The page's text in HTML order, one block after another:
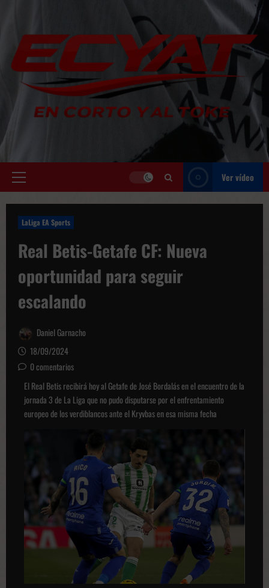
contenido
Menú
Ver vídeo
LaLiga EA Sports
Real Betis-Getafe CF: Nueva
oportunidad para seguir
escalando
Daniel Garnacho
18/09/2024
0 comentarios
El Real Betis recibirá hoy al Getafe de José Bordalás en el encuentro de la
jornada 3 de La Liga que no pudo disputarse por el enfrentamiento
europeo de los verdiblancos ante el Kryvbas en esa misma fecha